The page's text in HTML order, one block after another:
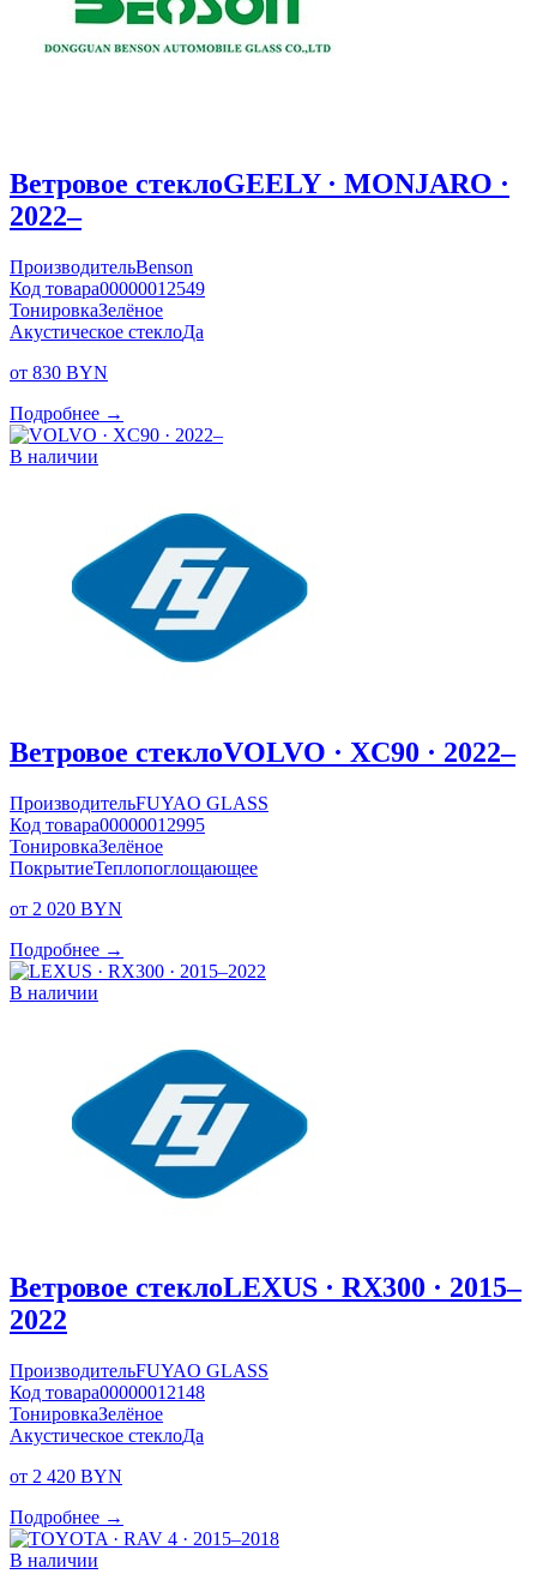
Ветровое стеклоGEELY · MONJARO ·
2022–
ПроизводительBenson
Код товара00000012549
ТонировкаЗелёное
Акустическое стеклоДа
от 830 BYN
Подробнее →
В наличии
Ветровое стеклоVOLVO · XC90 · 2022–
ПроизводительFUYAO GLASS
Код товара00000012995
ТонировкаЗелёное
ПокрытиеТеплопоглощающее
от 2 020 BYN
Подробнее →
В наличии
Ветровое стеклоLEXUS · RX300 · 2015–
2022
ПроизводительFUYAO GLASS
Код товара00000012148
ТонировкаЗелёное
Акустическое стеклоДа
от 2 420 BYN
Подробнее →
В наличии